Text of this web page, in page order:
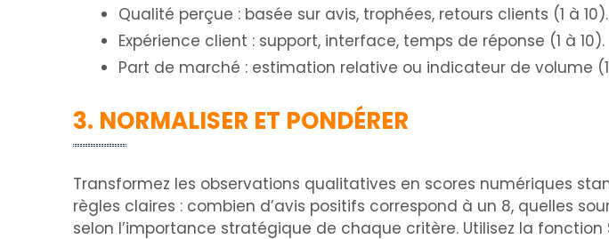
Qualité perçue : basée sur avis, trophées, retours clients (1 à 10).
Expérience client : support, interface, temps de réponse (1 à 10).
Part de marché : estimation relative ou indicateur de volume (1
3. NORMALISER ET PONDÉRER
Transformez les observations qualitatives en scores numériques
règles claires : combien d’avis positifs correspond à un 8, quelles
selon l’importance stratégique de chaque critère. Utilisez la fonction